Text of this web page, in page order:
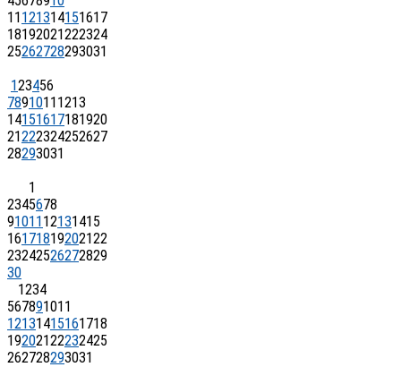
11121314151617
18192021222324
25262728293031
123456
78910111213
14151617181920
21222324252627
28293031
1
2345678
9101112131415
16171819202122
23242526272829
30
1234
567891011
12131415161718
19202122232425
262728293031